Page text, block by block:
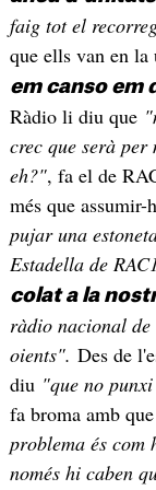
faig tot el
que ells van en
em canso em
Ràdio li diu que
crec que serà
eh?", fa el de
més que
pujar una
Estadella de
colat a la
ràdio nacional
oients". Des de
diu "que no
fa broma amb que
problema és
només hi caben